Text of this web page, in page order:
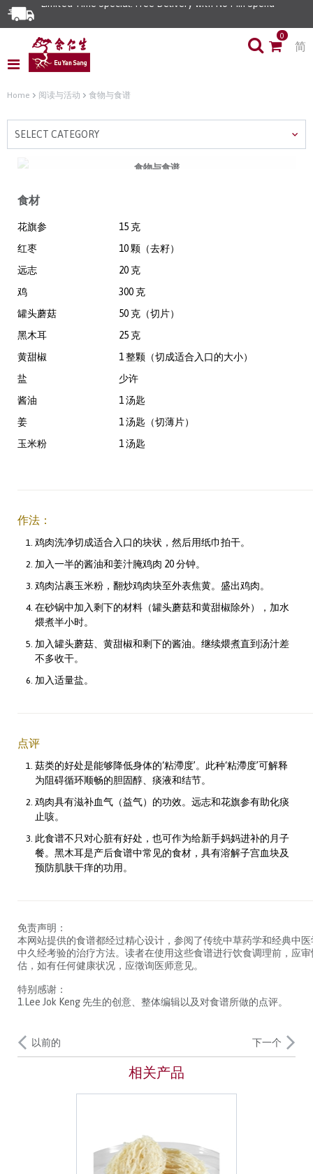
0
简
Home 阅读与活动 食物与食谱
SELECT CATEGORY
食物与食谱
食材
花旗参
15 克
红枣
10 颗（去籽）
远志
20 克
鸡
300 克
罐头蘑菇
50 克（切片）
黑木耳
25 克
黄甜椒
1 整颗（切成适合入口的大小）
盐
少许
酱油
1 汤匙
姜
1 汤匙（切薄片）
玉米粉
1 汤匙
作法：
鸡肉洗净切成适合入口的块状，然后用纸巾拍干。
加入一半的酱油和姜汁腌鸡肉 20 分钟。
鸡肉沾裹玉米粉，翻炒鸡肉块至外表焦黄。盛出鸡肉。
在砂锅中加入剩下的材料（罐头蘑菇和黄甜椒除外），加水
煨煮半小时。
加入罐头蘑菇、黄甜椒和剩下的酱油。继续煨煮直到汤汁差
不多收干。
加入适量盐。
点评
菇类的好处是能够降低身体的‘粘滯度’。此种‘粘滯度’可解释
为阻碍循环顺畅的胆固醇、痰液和结节。
鸡肉具有滋补血气（益气）的功效。远志和花旗参有助化痰
止咳。
此食谱不只对心脏有好处，也可作为给新手妈妈进补的月子
餐。黑木耳是产后食谱中常见的食材，具有溶解子宫血块及
预防肌肤干痒的功用。
免责声明：
本网站提供的食谱都经过精心设计，参阅了传统中草药学和经典中
中久经考验的治疗方法。读者在使用这些食谱进行饮食调理前，应审
估，如有任何健康状况，应徵询医师意见。
特别感谢：
1.Lee Jok Keng 先生的创意、整体编辑以及对食谱所做的点评。
以前的 下一个
相关产品